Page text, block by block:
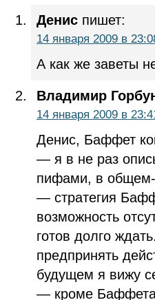
Денис пишет:
14 января 2009 в
А как же заветы
Владимир
14 января 2009 в
Денис, Баффет
— я в не раз
пифами, в
— стратегия
возможность
готов долго
предпринять
будущем я вижу
— кроме Баффета,